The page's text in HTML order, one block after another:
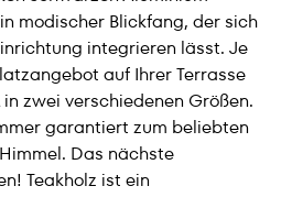
modischer Blickfang, der sich
integrieren lässt. Je
auf Ihrer Terrasse
zwei verschiedenen Größen.
garantiert zum beliebten
Das nächste
Teakholz ist ein